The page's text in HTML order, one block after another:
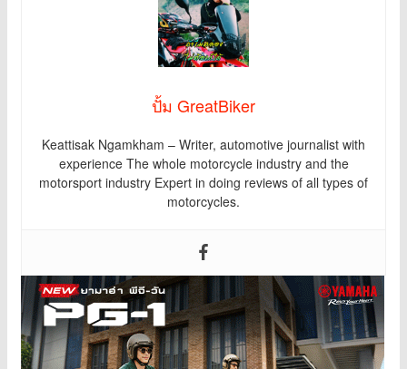
ปั้ม GreatBiker
Keattisak Ngamkham – Writer, automotive journalist with
experience The whole motorcycle industry and the
motorsport industry Expert in doing reviews of all types of
motorcycles.